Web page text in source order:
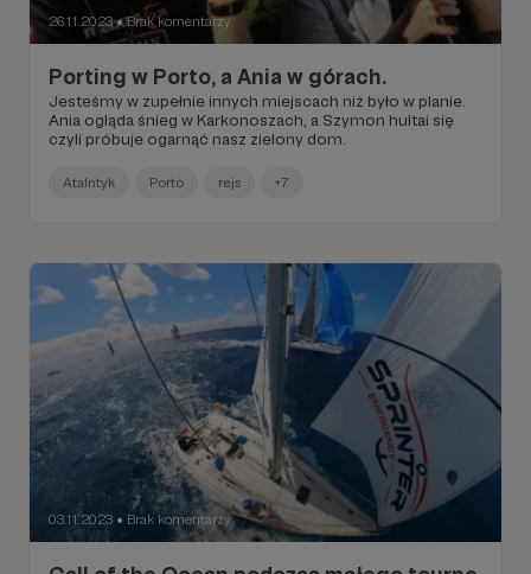
26.11.2023 ● Brak komentarzy
Porting w Porto, a Ania w górach.
Jesteśmy w zupełnie innych miejscach niż było w planie.
Ania ogląda śnieg w Karkonoszach, a Szymon hultai się
czyli próbuje ogarnąć nasz zielony dom.
Atalntyk Porto rejs +7
03.11.2023 ● Brak komentarzy